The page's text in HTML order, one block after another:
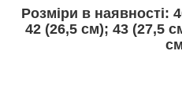
Розміри в наявності:
42 (26,5 см); 43 (27,5